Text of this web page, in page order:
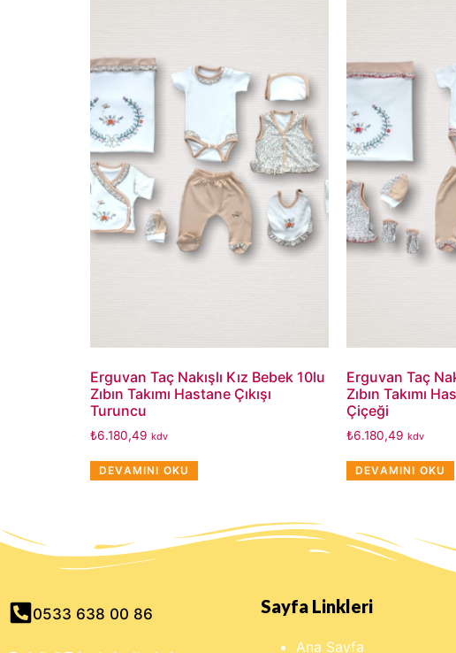
Erguvan Taç Nakışlı Kız Bebek 10lu
Zıbın Takımı Hastane Çıkışı
Turuncu
₺6.180,49 kdv
DEVAMINI OKU
Erguvan Taç
Zıbın Takımı
Çiçeği
₺6.180,49 kdv
DEVAMINI OKU
0533 638 00 86 Sayfa Linkleri
Ana Sayfa